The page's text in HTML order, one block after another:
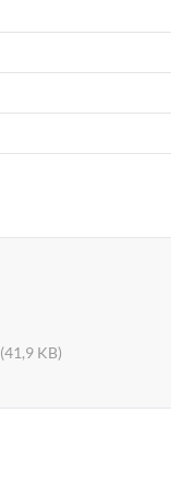
(41,9 KB)